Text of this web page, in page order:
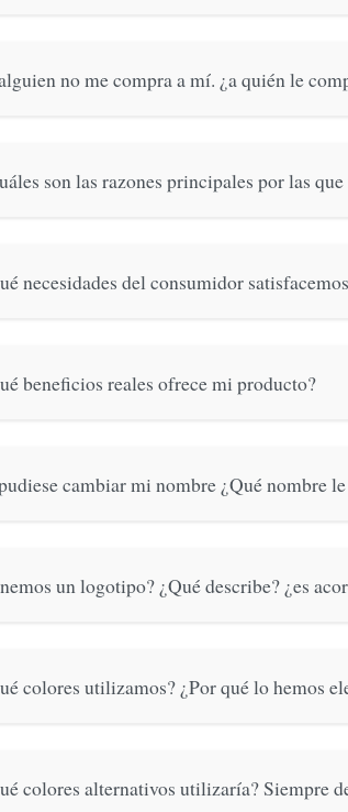
no me compra a mí. ¿a quién le
son las razones principales por las
necesidades del consumidor
beneficios reales ofrece mi producto?
cambiar mi nombre ¿Qué nombre
un logotipo? ¿Qué describe? ¿es
colores utilizamos? ¿Por qué lo hemos
colores alternativos utilizaría? Siempre